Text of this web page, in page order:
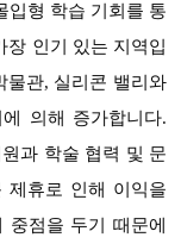
입형 학습 기회를 통
장 인기 있는 지역입
물관, 실리콘 밸리와
의해 증가합니다.
과 학술 협력 및 문
제휴로 인해 이익을
점을 두기 때문에